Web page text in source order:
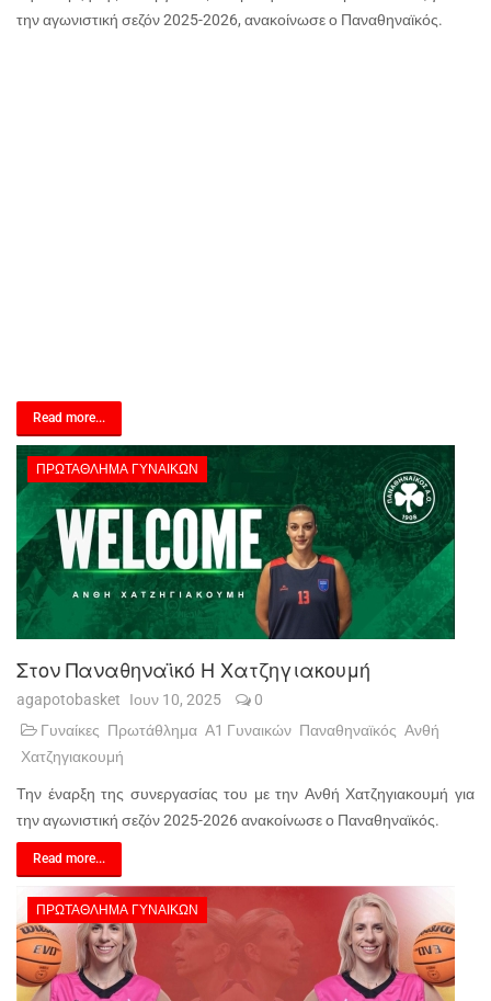
την αγωνιστική σεζόν 2025-2026, ανακοίνωσε ο Παναθηναϊκός.
Read more...
ΠΡΩΤΆΘΛΗΜΑ ΓΥΝΑΙΚΏΝ
Στον Παναθηναϊκό Η Χατζηγιακουμή
agapotobasket Ιουν 10, 2025
0
Γυναίκες Πρωτάθλημα Α1 Γυναικών Παναθηναϊκός Ανθή
Χατζηγιακουμή
Την έναρξη της συνεργασίας του με την Ανθή Χατζηγιακουμή για
την αγωνιστική σεζόν 2025-2026 ανακοίνωσε ο Παναθηναϊκός.
Read more...
ΠΡΩΤΆΘΛΗΜΑ ΓΥΝΑΙΚΏΝ